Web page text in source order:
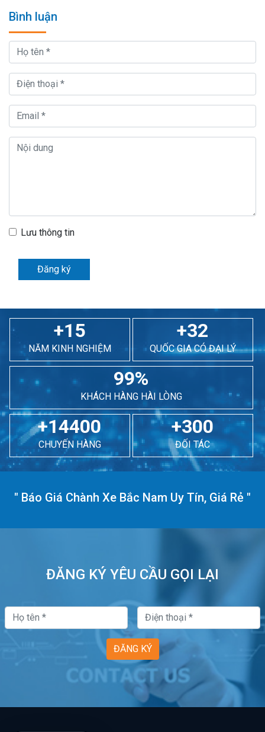
Bình luận
Lưu thông tin
Đăng ký
+15
NĂM KINH NGHIỆM
+32
QUỐC GIA CÓ ĐẠI LÝ
99%
KHÁCH HÀNG HÀI LÒNG
+14400
CHUYẾN HÀNG
+300
ĐỐI TÁC
" Báo Giá Chành Xe Bắc Nam Uy Tín, Giá Rẻ "
ĐĂNG KÝ YÊU CẦU GỌI LẠI
ĐĂNG KÝ